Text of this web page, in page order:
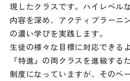
その他
お問い合わせ
個人情報保護方針
現したクラスです。ハイレベル
内容を深め、アクティブラーニ
の濃い学びを実践します。
生徒の様々な目標に対応できる
『特進』の両クラスを進級する
制度になっていますが、そのベ